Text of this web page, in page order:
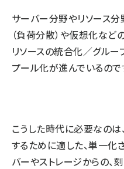
サーバー分野やリソース分
（負荷分散）や仮想化など
リソースの統合化／グルー
プール化が進んでいるので
こうした時代に必要なのは
するために適した、単一化
バーやストレージからの、